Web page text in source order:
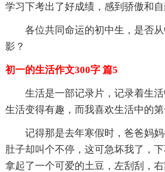
学习下考出了好成绩，感到骄傲和
各位共同命运的初中生，是否
影？
初一的生活作文300字 篇5
生活是一部记录片，记录着生
生活变得有趣，而我喜欢生活中的第
记得那是去年寒假时，爸爸妈
肚子却叫个不停，这可急坏我了，
拿起了一个可爱的土豆，左刮刮，